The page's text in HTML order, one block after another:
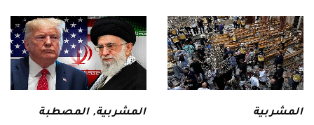
المشربية المشربية,المصطبة